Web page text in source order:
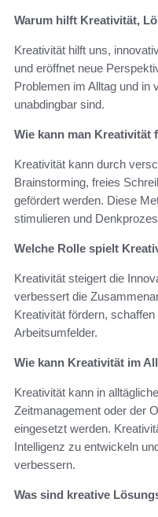
Warum hilft Kreativität,
Kreativität hilft uns,
und eröffnet neue
Problemen im Alltag und in
unabdingbar sind.
Wie kann man Kreativität
Kreativität kann durch
Brainstorming, freies
gefördert werden. Diese
stimulieren und
Welche Rolle spielt
Kreativität steigert die
verbessert die
Kreativität fördern,
Arbeitsumfelder.
Wie kann Kreativität im
Kreativität kann in
Zeitmanagement oder der
eingesetzt werden.
Intelligenz zu entwickeln
verbessern.
Was sind kreative